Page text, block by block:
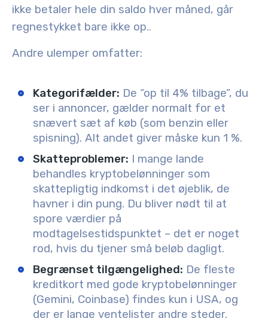
ikke betaler hele din saldo hver måned, går
regnestykket bare ikke op..
Andre ulemper omfatter:
Kategorifælder: De “op til 4% tilbage”, du
ser i annoncer, gælder normalt for et
snævert sæt af køb (som benzin eller
spisning). Alt andet giver måske kun 1 %.
Skatteproblemer: I mange lande
behandles kryptobelønninger som
skattepligtig indkomst i det øjeblik, de
havner i din pung. Du bliver nødt til at
spore værdier på
modtagelsestidspunktet – det er noget
rod, hvis du tjener små beløb dagligt.
Begrænset tilgængelighed: De fleste
kreditkort med gode kryptobelønninger
(Gemini, Coinbase) findes kun i USA, og
der er lange ventelister andre steder.